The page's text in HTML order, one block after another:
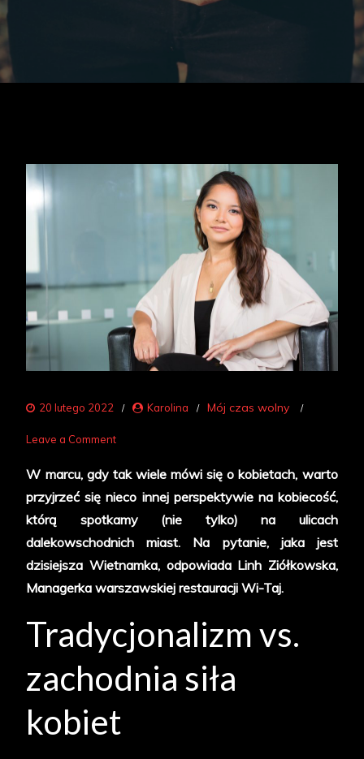
20 lutego 2022 Karolina Mój czas wolny
Leave a Commenton
czy
niezależna?
Wietnamka
o
Wietnamkach
W marcu, gdy tak wiele mówi się o kobietach, warto
przyjrzeć się nieco innej perspektywie na kobiecość,
którą spotkamy (nie tylko) na ulicach
dalekowschodnich miast. Na pytanie, jaka jest
dzisiejsza Wietnamka, odpowiada Linh Ziółkowska,
Managerka warszawskiej restauracji Wi-Taj.
Tradycjonalizm vs.
zachodnia siła
kobiet